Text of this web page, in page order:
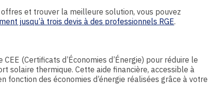
et trouver la meilleure solution, vous pouvez
jusqu’à trois devis à des professionnels RGE.
(Certificats d’Économies d’Énergie) pour réduire le
solaire thermique. Cette aide financière, accessible à
fonction des économies d’énergie réalisées grâce à votre